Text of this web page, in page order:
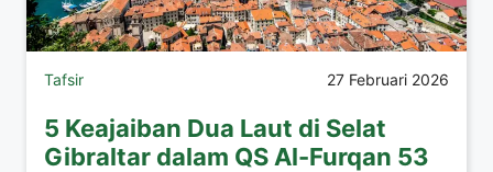
Tafsir 27 Februari 2026
5 Keajaiban Dua Laut di Selat
Gibraltar dalam QS Al-Furqan 53